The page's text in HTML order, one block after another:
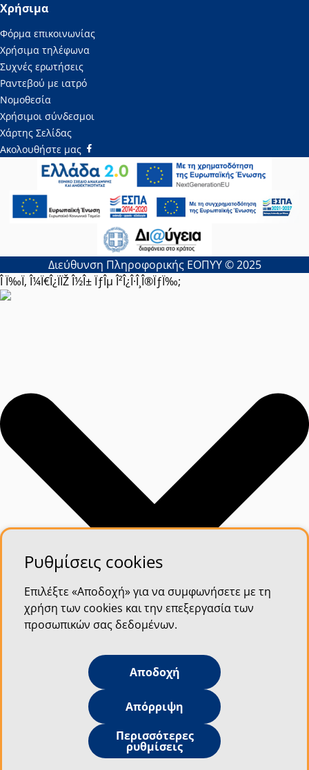
Χρήσιμα
Φόρμα επικοινωνίας
Χρήσιμα τηλέφωνα
Συχνές ερωτήσεις
Ραντεβού με ιατρό
Νομοθεσία
Χρήσιμοι σύνδεσμοι
Χάρτης Σελίδας
Ακολουθήστε μας
Διεύθυνση Πληροφορικής ΕΟΠΥΥ © 2025
Ρυθμίσεις cookies
Επιλέξτε «Αποδοχή» για να συμφωνήσετε με τη
χρήση των cookies και την επεξεργασία των
προσωπικών σας δεδομένων.
Αποδοχή
Απόρριψη
Περισσότερες
ρυθμίσεις
Î Ï‰Ï‚ Î¼Ï€Î¿ÏÏŽ Î½Î± ÏƒÎµ Î²Î¿Î·Î¸Î®ÏƒÏ‰;